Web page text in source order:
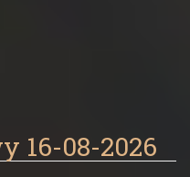
16-08-2026